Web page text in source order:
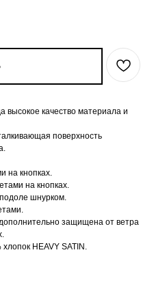
высокое качество материала и
поверхность
на кнопках.
на кнопках.
шнурком.
защищена от ветра
HEAVY SATIN.